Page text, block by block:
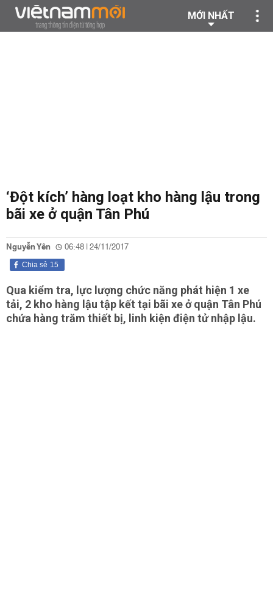
MỚI NHẤT
‘Đột kích’ hàng loạt kho hàng lậu trong
bãi xe ở quận Tân Phú
Nguyễn Yên 06:48 | 24/11/2017
15
Chia sẻ
Qua kiểm tra, lực lượng chức năng phát hiện 1 xe
tải, 2 kho hàng lậu tập kết tại bãi xe ở quận Tân Phú
chứa hàng trăm thiết bị, linh kiện điện tử nhập lậu.